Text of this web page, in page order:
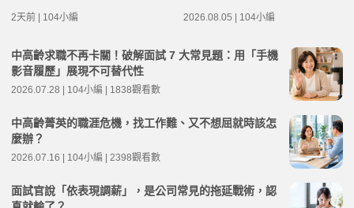
2天前 | 104小編 2026.08.05 | 104小編
中高齡求職不再卡關！破解面試 7 大常見題：用「手機
影音履歷」展現不可替代性
2026.07.28 | 104小編 | 1838觀看數
中高齡菁英的職涯危機，找工作難、又不想屈就時該怎
麼辦？
2026.07.16 | 104小編 | 2398觀看數
面試官說「依表現調薪」，是公司常見的拖延戰術，認